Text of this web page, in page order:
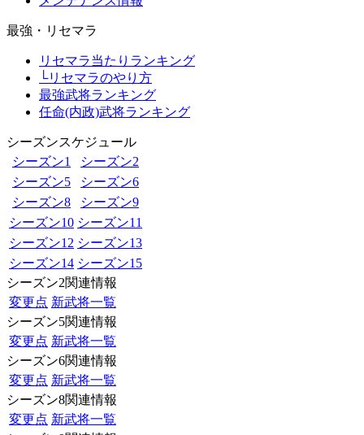
最強・リセマラ
リセマラ当たりランキング
└リセマラのやり方
最強武将ランキング
任命(内政)武将ランキング
シーズンスケジュール
シーズン1
シーズン2
シーズン5
シーズン6
シーズン8
シーズン9
シーズン10 シーズン11
シーズン12 シーズン13
シーズン14 シーズン15
シーズン2関連情報
変更点 新武将一覧
シーズン5関連情報
変更点 新武将一覧
シーズン6関連情報
変更点 新武将一覧
シーズン8関連情報
変更点 新武将一覧